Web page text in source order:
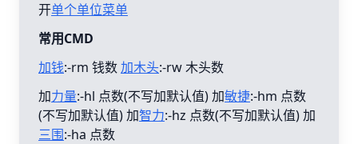
开单个单位菜单
常用CMD
加钱:-rm 钱数加木头:-rw 木头数
加力量:-hl 点数(不写加默认值) 加敏捷:-hm 点数
(不写加默认值) 加智力:-hz 点数(不写加默认值) 加
三围:-ha 点数